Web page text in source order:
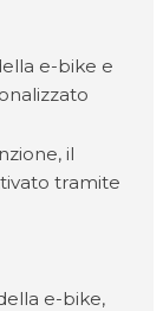
e-bike e
il
tramite
e-bike,